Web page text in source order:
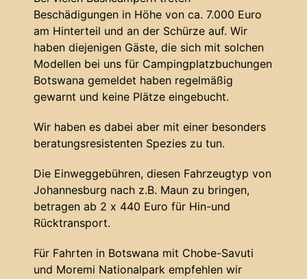
Beschädigungen in Höhe von ca. 7.000 Euro
am Hinterteil und an der Schürze auf. Wir
haben diejenigen Gäste, die sich mit solchen
Modellen bei uns für Campingplatzbuchungen
Botswana gemeldet haben regelmäßig
gewarnt und keine Plätze eingebucht.
Wir haben es dabei aber mit einer besonders
beratungsresistenten Spezies zu tun.
Die Einweggebühren, diesen Fahrzeugtyp von
Johannesburg nach z.B. Maun zu bringen,
betragen ab 2 x 440 Euro für Hin-und
Rücktransport.
Für Fahrten in Botswana mit Chobe-Savuti
und Moremi Nationalpark empfehlen wir